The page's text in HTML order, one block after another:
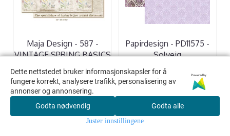
Maja Design - 587 -
VINTAGE SPRING BASICS
14,00,- 9,00,-
KJØP
Papirdesign - PD11575 -
Solveig
13,00,-
KJØP
Dette nettstedet bruker informasjonskapsler for å
fungere korrekt, analysere trafikk, personalisering av
annonser og annonsering.
Powered by
Godta nødvendig Godta alle
Juster innstillingene
Dette nettstedet bruker informasjonskapsler for å
fungere korrekt, analysere trafikk, personalisering av
annonser og annonsering.
Powered by
Godta nødvendig Godta alle
Juster innstillingene